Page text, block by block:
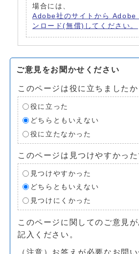
場合には、
Adobe社のサイトから Adobe
ンロード(無償)してください。
ご意見をお聞かせください
このページは役に立ちましたか
役に立った
どちらともいえない
役に立たなかった
このページは見つけやすかった
見つけやすかった
どちらともいえない
見つけにくかった
このページに関してのご意見
記入ください。
（注意）お答えが必要なお問